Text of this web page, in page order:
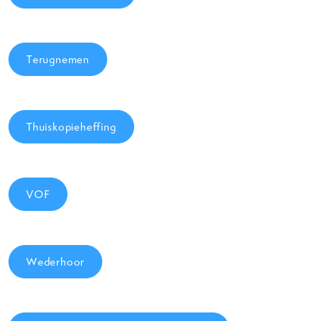
Terugnemen
Thuiskopieheffing
VOF
Wederhoor